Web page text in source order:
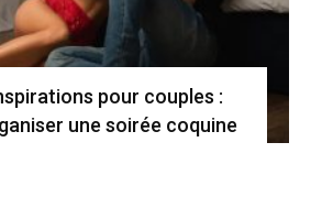
pour couples :
une soirée coquine